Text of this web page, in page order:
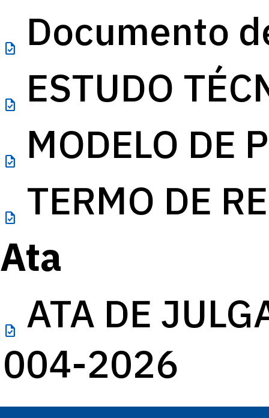
task Documento
task ESTUDO
task MODELO DE
task
TERMO DE
Ata
task
ATA DE
004-2026